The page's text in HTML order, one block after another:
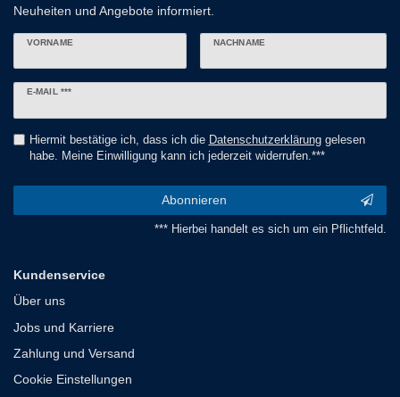
Neuheiten und Angebote informiert.
VORNAME NACHNAME
E-MAIL ***
Newsletter
Hiermit bestätige ich, dass ich die Daten­schutz­erklärunggelesen
habe. Meine Einwilligung kann ich jederzeit widerrufen.***
Abonnieren
*** Hierbei handelt es sich um ein Pflichtfeld.
Kundenservice
Über uns
Jobs und Karriere
Zahlung und Versand
Cookie Einstellungen